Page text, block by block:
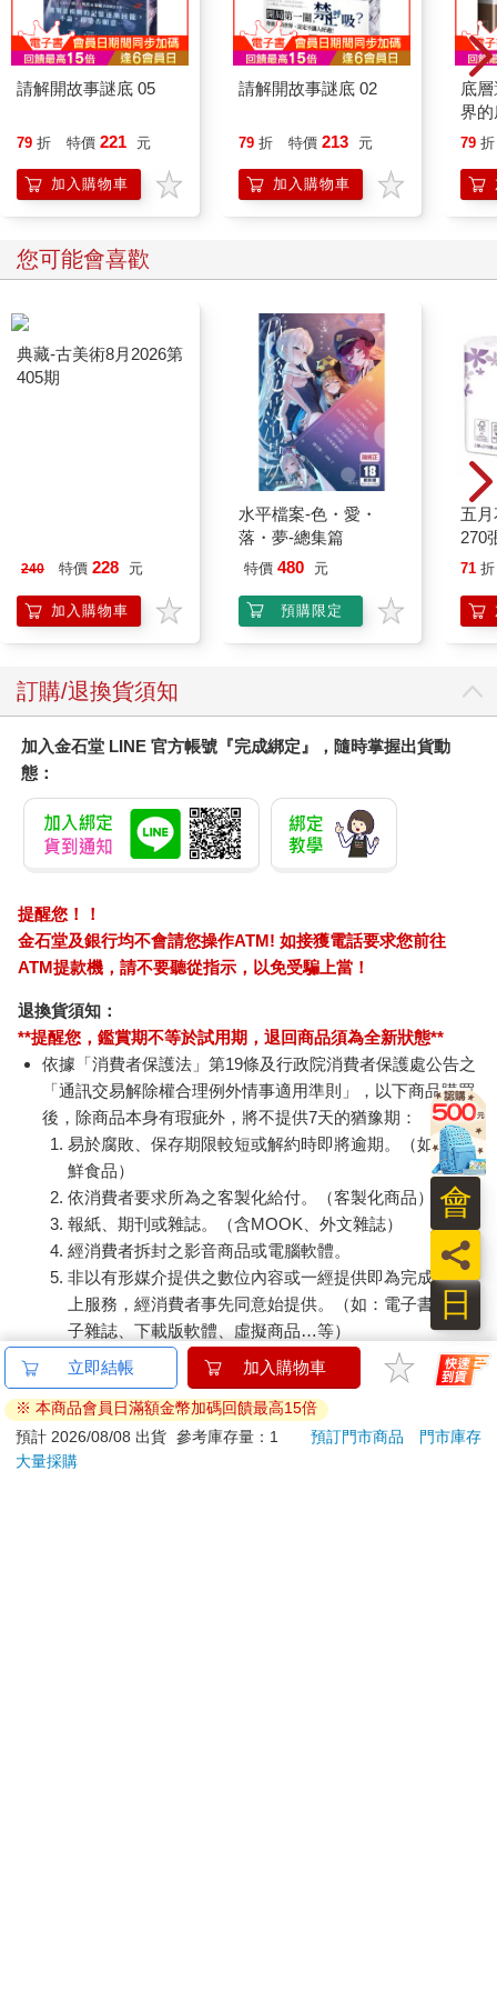
請解開故事謎底 05
79 折 特價 221 元
加入購物車
請解開故事謎底 02
79 折 特價 213 元
加入購物車
底
界
79 折
您可能會喜歡
240 特價 228 元
加入購物車
水平檔案-色・愛・
落・夢-總集篇
特價 480 元
預購限定
五
270
71 折
訂購/退換貨須知
加入金石堂 LINE 官方帳號『完成綁定』，隨時掌握出貨動
態：
提醒您！！
金石堂及銀行均不會請您操作ATM! 如接獲電話要求您前往
ATM提款機，請不要聽從指示，以免受騙上當！
退換貨須知：
**提醒您，鑑賞期不等於試用期，退回商品須為全新狀態**
依據「消費者保護法」第19條及行政院消費者保護處公告之
「通訊交易解除權合理例外情事適用準則」，以下商品購買
後，除商品本身有瑕疵外，將不提供7天的猶豫期：
易於腐敗、保存期限較短或解約時即將逾期。（如：生
鮮食品）
依消費者要求所為之客製化給付。（客製化商品）
報紙、期刊或雜誌。（含MOOK、外文雜誌）
經消費者拆封之影音商品或電腦軟體。
非以有形媒介提供之數位內容或一經提供即為完成之線
上服務，經消費者事先同意始提供。（如：電子書、電
子雜誌、下載版軟體、虛擬商品…等）
已拆封之個人衛生用品。（如：內衣褲、刮鬍刀、除毛
刀…等）
若非上列種類商品，均享有到貨7天的猶豫期（含例假
日）。
辦理退換貨時，商品（組合商品恕無法接受單獨退貨）必須
立即結帳 加入購物車
※ 本商品會員日滿額金幣加碼回饋最高15倍
預計 2026/08/08 出貨 參考庫存量：1 預訂門市商品
門市庫存
大量採購
日
員
會